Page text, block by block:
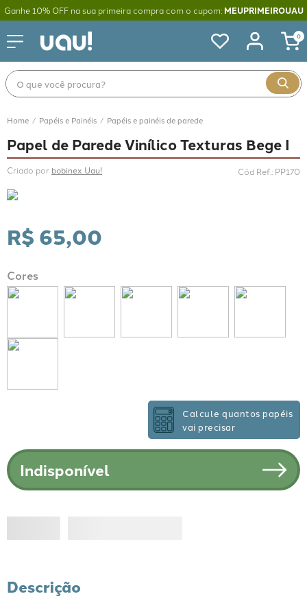
Ganhe 10% OFF na sua primeira compra com o cupom: MEUPRIMEIROUAU
0
O que você procura?
Papéis e Painéis Papéis e painéis de parede
Papel de Parede Vinílico Texturas Bege I
Criado por bobinex Uau! Cód Ref.: PP170
R$ 65,00
Cores
Calcule quantos papéis
vai precisar
Indisponível
Descrição